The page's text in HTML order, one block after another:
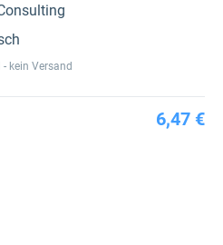
kein Versand
6,47 €